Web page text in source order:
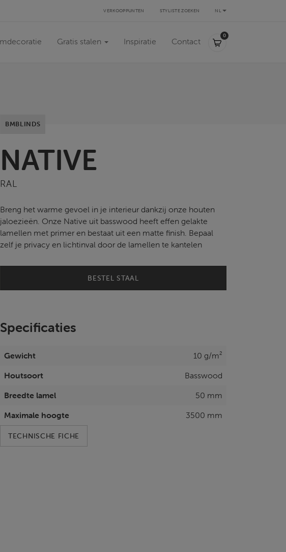
NL
VERKOOPPUNTEN STYLISTE ZOEKEN
Gratis stalen Inspiratie Contact
00,00 €
BMBLINDS
NATIVE
RAL
Breng het warme gevoel in je interieur dankzij onze houten
jaloezieën. Onze Native uit basswood heeft effen gelakte
lamellen met primer en bestaat uit een matte finish. Bepaal
zelf je privacy en lichtinval door de lamellen te kantelen
BESTEL STAAL
Specificaties
Gewicht
10 g/m²
Houtsoort
Basswood
Breedte lamel
50 mm
Maximale hoogte
3500 mm
TECHNISCHE FICHE